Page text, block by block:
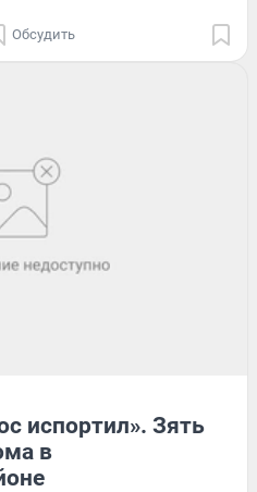
Обсудить
испортил». Зять
в